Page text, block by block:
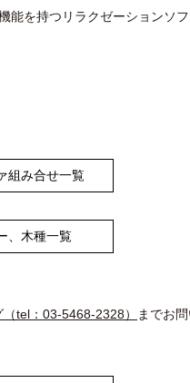
を持つリラクゼーションソ
組み合せ一覧
、木種一覧
tel：03-5468-2328） までお